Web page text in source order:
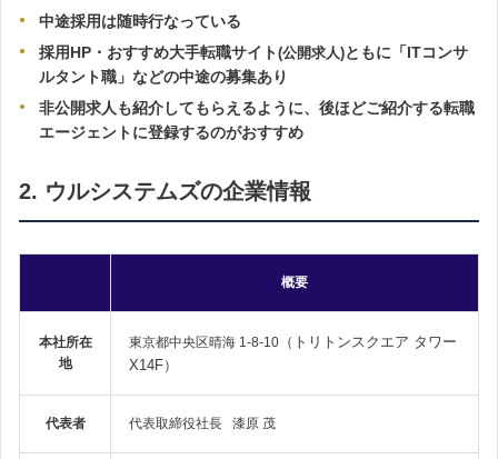
中途採用は随時行なっている
採用HP・おすすめ大手転職サイト(公開求人)ともに「ITコンサ
ルタント職」などの中途の募集あり
非公開求人も紹介してもらえるように、後ほどご紹介する転職
エージェントに登録するのがおすすめ
2. ウルシステムズの企業情報
概要
本社所在
地
東京都中央区晴海 1-8-10 （トリトンスクエア タワー
X14F）
代表者 代表取締役社長 漆原 茂